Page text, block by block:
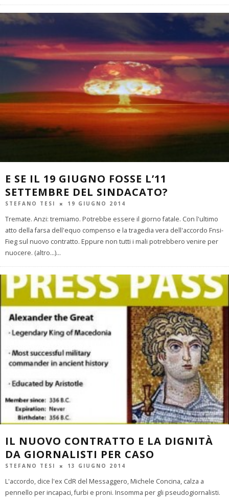
E SE IL 19 GIUGNO FOSSE L’11
SETTEMBRE DEL SINDACATO?
STEFANO TESI 19 GIUGNO 2014
Tremate. Anzi: tremiamo. Potrebbe essere il giorno fatale. Con l'ultimo
atto della farsa dell'equo compenso e la tragedia vera dell'accordo Fnsi-
Fieg sul nuovo contratto. Eppure non tutti i mali potrebbero venire per
nuocere. (altro…)...
IL NUOVO CONTRATTO E LA DIGNITÀ
DA GIORNALISTI PER CASO
STEFANO TESI 13 GIUGNO 2014
L'accordo, dice l'ex CdR del Messaggero, Michele Concina, calza a
pennello per incapaci, furbi e proni. Insomma per gli pseudogiornalisti.